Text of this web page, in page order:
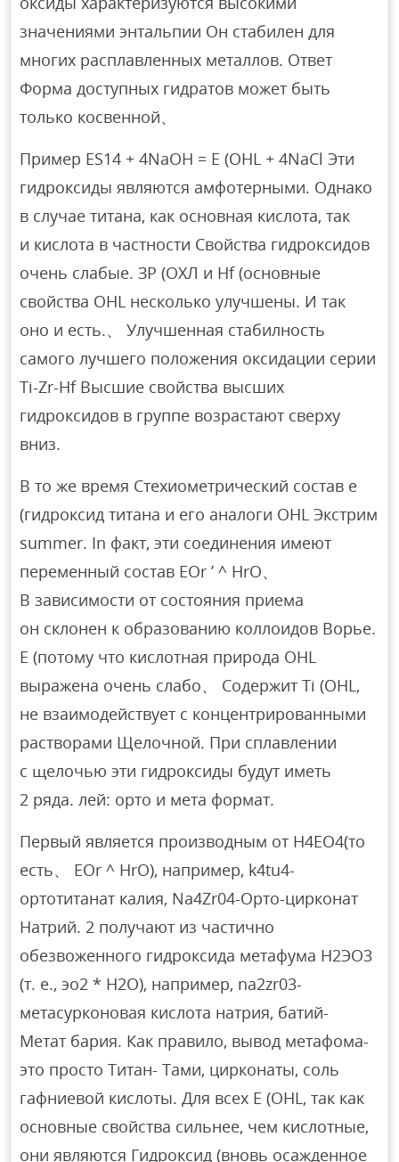
значениями энтальпии Он стабилен для
многих расплавленных металлов. Ответ
Форма доступных гидратов может быть
только косвенной、
Пример ES14 + 4NaOH = E (OHL + 4NaCl Эти
гидроксиды являются амфотерными. Однако
в случае титана, как основная кислота, так
и кислота в частности Свойства гидроксидов
очень слабые. ЗР (ОХЛ и Hf (основные
свойства OHL несколько улучшены. И так
оно и есть.、 Улучшенная стабилность
самого лучшего положения оксидации серии
Ti-Zr-Hf Высшие свойства высших
гидроксидов в группе возрастают сверху
вниз.
В то же время Стехиометрический состав е
(гидроксид титана и его аналоги OHL Экстрим
summer. In факт, эти соединения имеют
переменный состав EOr ’ ^ HrO、
В зависимости от состояния приема
он склонен к образованию коллоидов Ворье.
E (потому что кислотная природа OHL
выражена очень слабо、 Содержит Ti (OHL,
не взаимодействует с концентрированными
растворами Щелочной. При сплавлении
с щелочью эти гидроксиды будут иметь
2 ряда. лей: орто и мета формат.
Первый является производным от H4EO4(то
есть、 EOr ^ HrO), например, k4tu4-
ортотитанат калия, Na4Zr04-Орто-цирконат
Натрий. 2 получают из частично
обезвоженного гидроксида метафума Н2ЭО3
(т. е., эо2 * Н2О), например, na2zr03-
метасурконовая кислота натрия, батий-
Метат бария. Как правило, вывод метафома-
это просто Титан- Тами, цирконаты, соль
гафниевой кислоты. Для всех E (OHL, так как
основные свойства сильнее, чем кислотные,
они являются Гидроксид (вновь осажденное